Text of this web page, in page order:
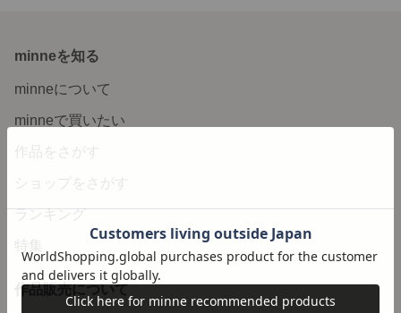
minneを知る
minneについて
minneで買いたい
作品をさがす
ショップをさがす
ランキング
特集
作品販売について